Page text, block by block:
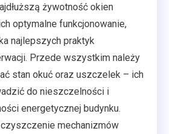
żywotność okien
optymalne funkcjonowanie,
najlepszych praktyk
Przede wszystkim należy
stan okuć oraz uszczelek – ich
do nieszczelności i
energetycznej budynku.
mechanizmów